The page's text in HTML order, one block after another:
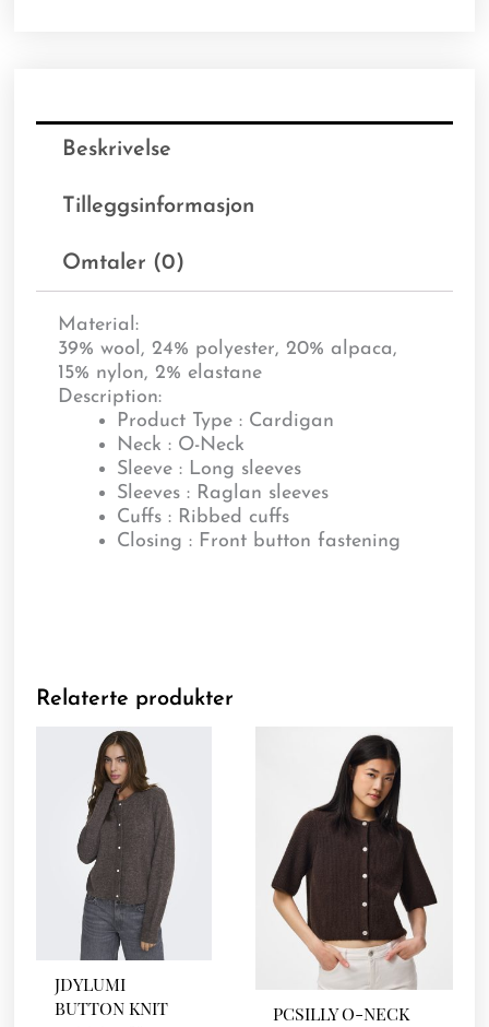
Beskrivelse
Tilleggsinformasjon
Omtaler (0)
Material:
39% wool, 24% polyester, 20% alpaca,
15% nylon, 2% elastane
Description:
Product Type : Cardigan
Neck : O-Neck
Sleeve : Long sleeves
Sleeves : Raglan sleeves
Cuffs : Ribbed cuffs
Closing : Front button fastening
Relaterte produkter
JDYLUMI
BUTTON KNIT
PCSILLY O-NECK